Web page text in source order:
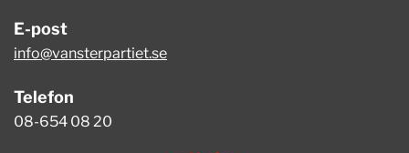
E-post
info@vansterpartiet.se
Telefon
08-654 08 20